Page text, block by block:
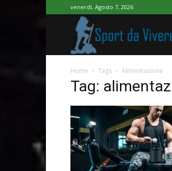
venerdì, Agosto 7, 2026
Home Tags Alimentazione
Tag: